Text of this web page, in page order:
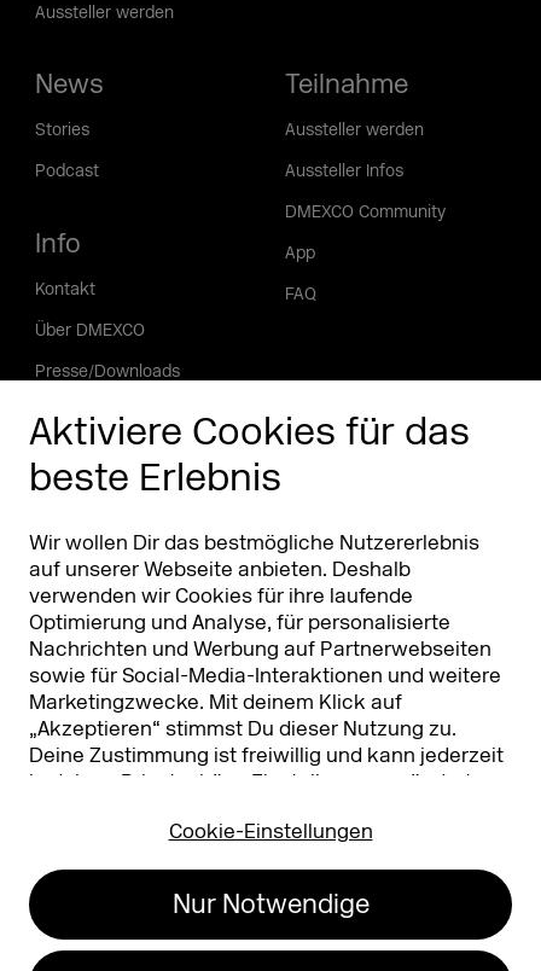
Aktiviere Cookies für das
beste Erlebnis
Wir wollen Dir das bestmögliche Nutzererlebnis
auf unserer Webseite anbieten. Deshalb
verwenden wir Cookies für ihre laufende
Optimierung und Analyse, für personalisierte
Nachrichten und Werbung auf Partnerwebseiten
sowie für Social-Media-Interaktionen und weitere
Marketingzwecke. Mit deinem Klick auf
„Akzeptieren“ stimmst Du dieser Nutzung zu.
Deine Zustimmung ist freiwillig und kann jederzeit
in deinen Privatsphäre-Einstellungen
geändert
Nutzung findest Du in unserer
Cookie-Einstellungen
Nur Notwendige
Aussteller werden
News
Stories
Podcast
Info
Kontakt
Über DMEXCO
Presse/Downloads
Phishing Alarm
Teilnahme
Aussteller werden
Aussteller Infos
DMEXCO Community
App
FAQ
Partner
Partner & Sponsoren DMEXCO Asia
Koelnmesse GmbH
T. +49 221 821 2020
Datenschutz
Erklärung zur
Barrierefreiheit